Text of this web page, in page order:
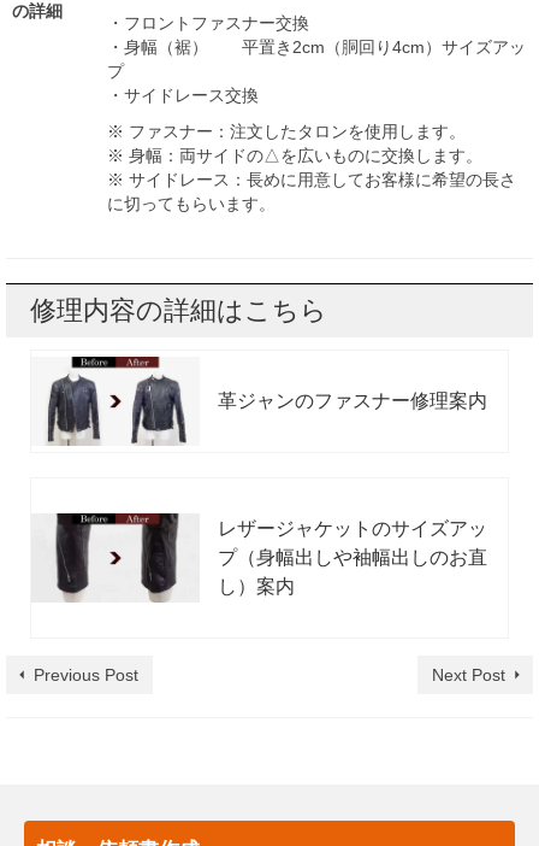
の詳細
・フロントファスナー交換
・身幅（裾） 平置き2cm（胴回り4cm）サイズアッ
プ
・サイドレース交換
※ ファスナー：注文したタロンを使用します。
※ 身幅：両サイドの△を広いものに交換します。
※ サイドレース：長めに用意してお客様に希望の長さ
に切ってもらいます。
修理内容の詳細はこちら
革ジャンのファスナー修理案内
レザージャケットのサイズアッ
プ（身幅出しや袖幅出しのお直
し）案内
Previous Post Next Post